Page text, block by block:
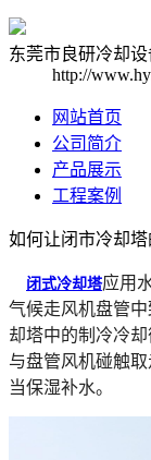
东莞市良研冷却设
http://
网站首页
公司简介
产品展示
工程案例
如何让闭市冷却
闭式冷却塔应用
气候走风机盘管
却塔中的制冷冷
与盘管风机碰触
当保湿补水。